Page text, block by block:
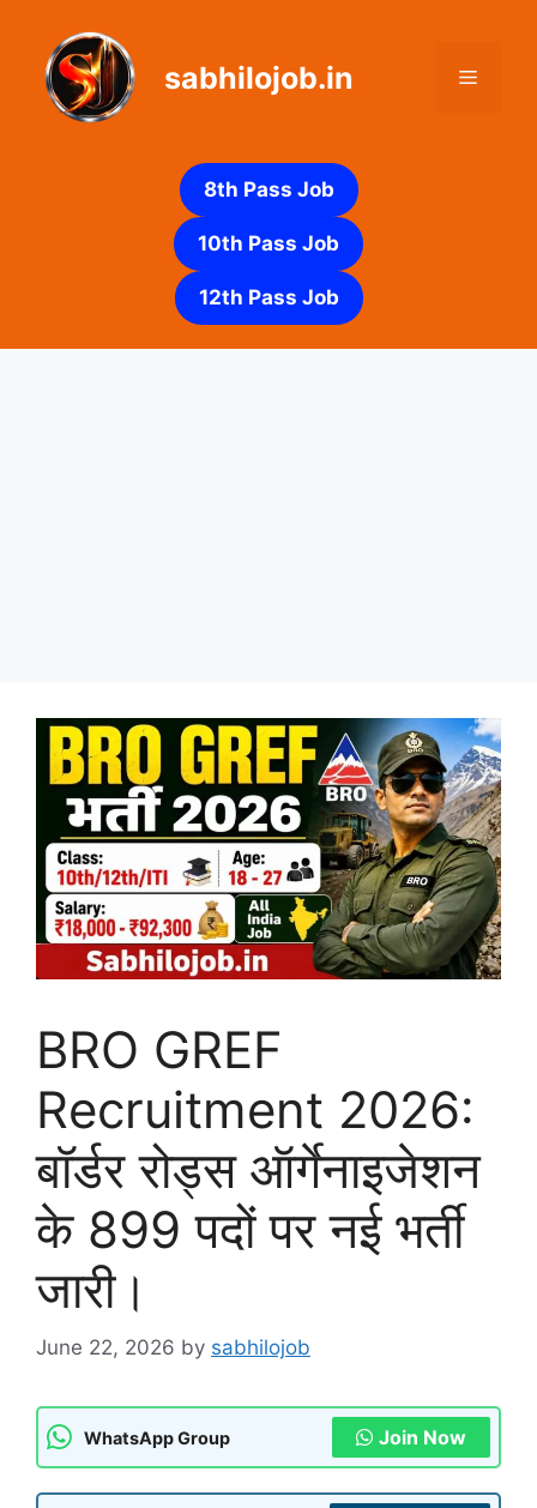
content
sabhilojob.in Menu
8th Pass Job
10th Pass Job
12th Pass Job
BRO GREF
Recruitment 2026:
बॉर्डर रोड्स ऑर्गेनाइजेशन
के 899 पदों पर नई भर्ती
जारी।
June 22, 2026 by sabhilojob
WhatsApp Group Join Now